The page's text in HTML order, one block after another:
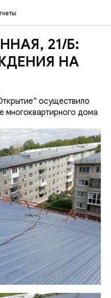
21/Б:
НА
осуществило
многоквартирного дома